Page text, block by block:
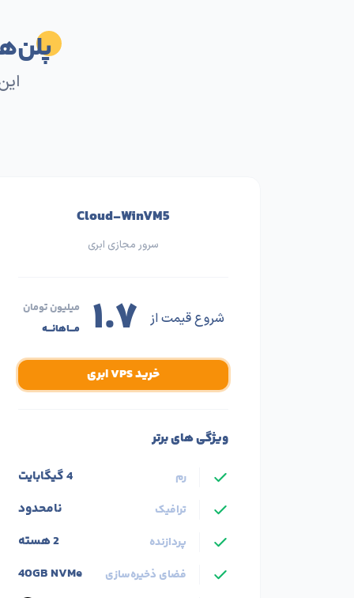
Cloud-WinVM5
سرور مجازی ابری
شروع قیمت از ۱.۷
میلیون تومان
مـــاهانـــه
خرید VPS ابری
ویژگی های برتر
رم 4 گیگابایت
ترافیک نامحدود
پردازنده 2 هسته
فضای ذخیره‌سازی 40GB NVMe